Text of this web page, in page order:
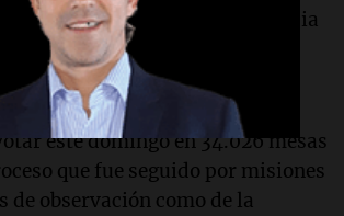
de 20 años bajo la influencia
Socialismo (MAS).
de ciudadanos fueron
este domingo en 34.026 mesas
que fue seguido por misiones
de observación como de la